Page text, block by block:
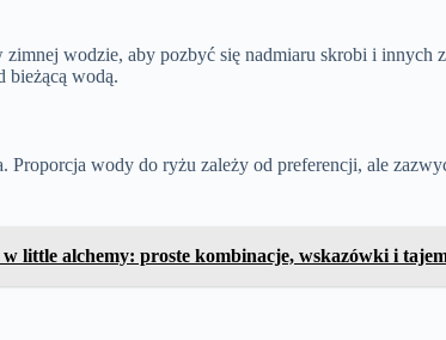
wodzie, aby pozbyć się nadmiaru skrobi i innych
bieżącą wodą.
wody do ryżu zależy od preferencji, ale
w little alchemy: proste kombinacje, wskazówki i